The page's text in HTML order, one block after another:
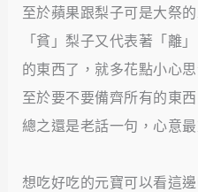
至於蘋果跟梨子可是大祭
「貧」梨子又代表著「離
的東西了，就多花點小心
至於要不要備齊所有的東
總之還是老話一句，心意最
想吃好吃的元寶可以看這邊